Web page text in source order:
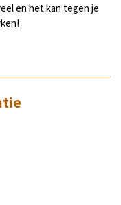
en het kan tegen je